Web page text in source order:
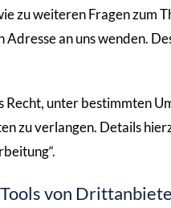
zu weiteren Fragen zum
Adresse an uns wenden.
Recht, unter bestimmten
zu verlangen. Details
von